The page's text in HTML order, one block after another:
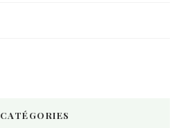
CATÉGORIES